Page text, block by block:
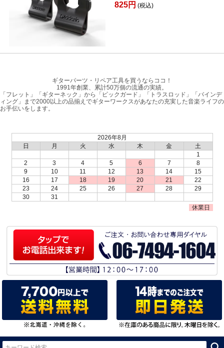
825円 (税込)
ギターパーツ・リペア工具を買うならココ！
1991年創業、累計50万個の流通の実績。
「フレット」「ギターネック」から「ピックガード」「トラスロッド」「バインデ
ィング」まで2000以上の品揃えでギターワークスがあなたの充実した音楽ライフの
お手伝いをします。
2026年8月
日
月 火 水 木 金
土
1
2
3 4 5 6 7
8
9
10 11 12 13 14
15
16
17 18 19 20 21
22
23
24 25 26 27 28
29
30
31
休業日